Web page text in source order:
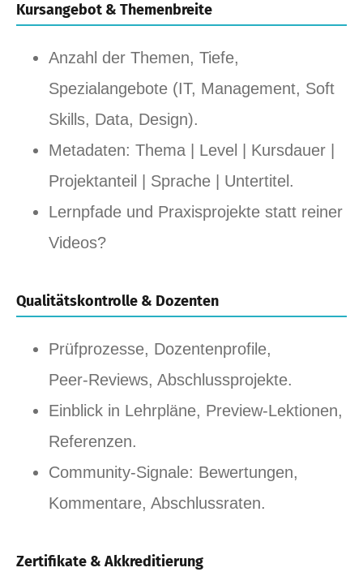
Kursangebot & Themenbreite
Anzahl der Themen, Tiefe,
Spezialangebote (IT, Management, Soft
Skills, Data, Design).
Metadaten: Thema | Level | Kursdauer |
Projektanteil | Sprache | Untertitel.
Lernpfade und Praxisprojekte statt reiner
Videos?
Qualitätskontrolle & Dozenten
Prüfprozesse, Dozentenprofile,
Peer‑Reviews, Abschlussprojekte.
Einblick in Lehrpläne, Preview‑Lektionen,
Referenzen.
Community‑Signale: Bewertungen,
Kommentare, Abschlussraten.
Zertifikate & Akkreditierung